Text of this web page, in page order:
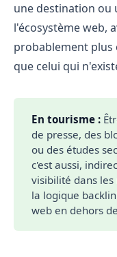
une destination ou
l'écosystème web,
probablement plus
que celui qui
En tourisme :
de presse, des
ou des études
c'est aussi,
visibilité dans les
la logique
web en dehors